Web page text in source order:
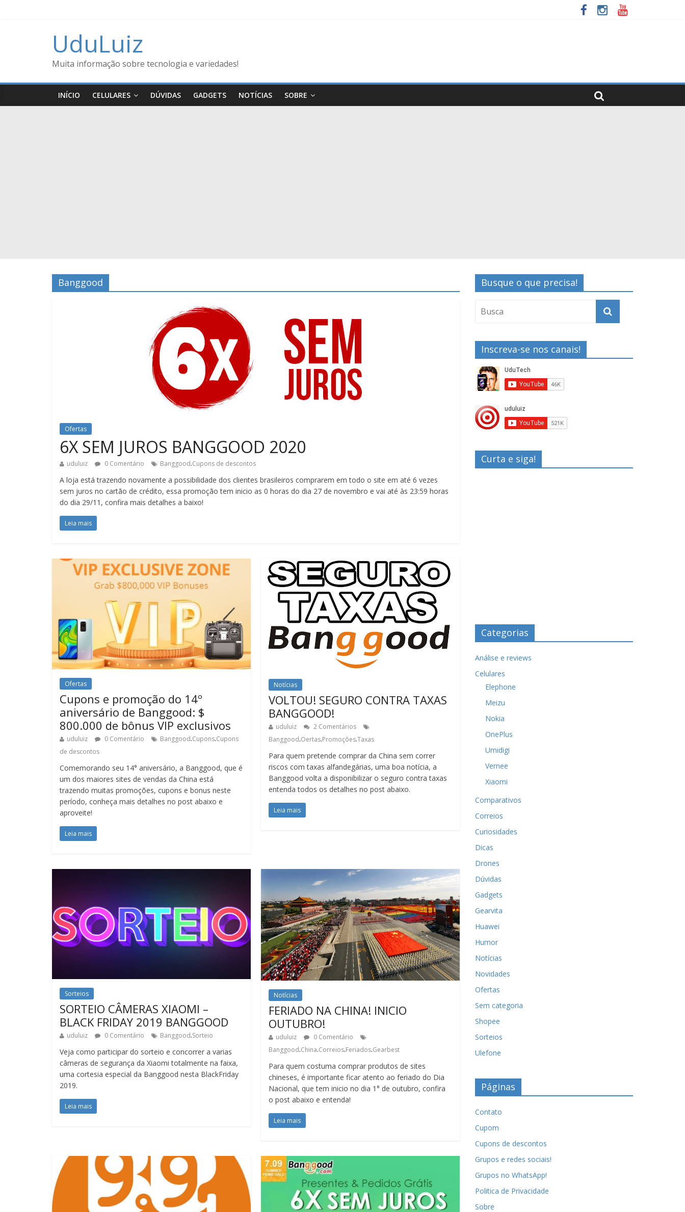
UduLuiz
Muita informação sobre tecnologia e variedades!
INÍCIO CELULARES DÚVIDAS GADGETS NOTÍCIAS SOBRE
Banggood
Ofertas
6X SEM JUROS BANGGOOD 2020
uduluiz 0 Comentário Banggood.Cupons de descontos
A loja está trazendo novamente a possibilidade dos clientes brasileiros comprarem em todo o site em até 6 vezes
sem juros no cartão de crédito, essa promoção tem inicio as 0 horas do dia 27 de novembro e vai até às 23:59 horas
do dia 29/11, confira mais detalhes a baixo!
Leia mais
Ofertas
Cupons e promoção do 14º
aniversário de Banggood: $
800.000 de bônus VIP exclusivos
uduluiz 0 Comentário Banggood.Cupons.Cupons
de descontos
Comemorando seu 14° aniversário, a Banggood, que é
um dos maiores sites de vendas da China está
trazendo muitas promoções, cupons e bonus neste
período, conheça mais detalhes no post abaixo e
aproveite!
Leia mais
Notícias
VOLTOU! SEGURO CONTRA TAXAS
BANGGOOD!
uduluiz
2 Comentários
Banggood.Oertas.Promoções.Taxas
Para quem pretende comprar da China sem correr
riscos com taxas alfandegárias, uma boa notícia, a
Banggood volta a disponibilizar o seguro contra taxas
entenda todos os detalhes no post abaixo.
Leia mais
Sorteios
SORTEIO CÂMERAS XIAOMI –
BLACK FRIDAY 2019 BANGGOOD
uduluiz 0 Comentário Banggood.Sorteio
Veja como participar do sorteio e concorrer a varias
câmeras de segurança da Xiaomi totalmente na faixa,
uma cortesia especial da Banggood nesta BlackFriday
2019.
Leia mais
Notícias
FERIADO NA CHINA! INICIO
OUTUBRO!
uduluiz
0 Comentário
Banggood.China.Correios.Feriados.Gearbest
Para quem costuma comprar produtos de sites
chineses, é importante ficar atento ao feriado do Dia
Nacional, que tem inicio no dia 1° de outubro, confira
o post abaixo e entenda!
Leia mais
Busque o que precisa!
Inscreva-se nos canais!
Curta e siga!
Categorias
Análise e reviews
Celulares
Elephone
Meizu
Nokia
OnePlus
Umidigi
Vernee
Xiaomi
Comparativos
Correios
Curiosidades
Dicas
Drones
Dúvidas
Gadgets
Gearvita
Huawei
Humor
Notícias
Novidades
Ofertas
Sem categoria
Shopee
Sorteios
Ulefone
Páginas
Contato
Cupom
Cupons de descontos
Grupos e redes sociais!
Grupos no WhatsApp!
Politica de Privacidade
Sobre